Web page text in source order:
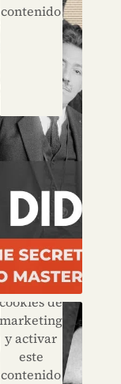
contenido
Haz clic
para
aceptar
las
cookies de
marketing
y activar
este
contenido